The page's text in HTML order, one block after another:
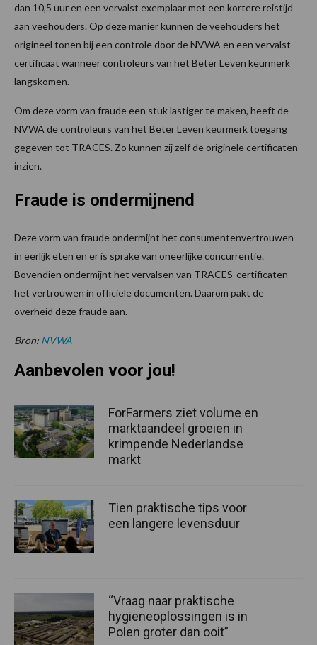
dan 10,5 uur en een vervalst exemplaar met een kortere reistijd
aan veehouders. Op deze manier kunnen de veehouders het
origineel tonen bij een controle door de NVWA en een vervalst
certificaat wanneer controleurs van het Beter Leven keurmerk
langskomen.
Om deze vorm van fraude een stuk lastiger te maken, heeft de
NVWA de controleurs van het Beter Leven keurmerk toegang
gegeven tot TRACES. Zo kunnen zij zelf de originele certificaten
inzien.
Fraude is ondermijnend
Deze vorm van fraude ondermijnt het consumentenvertrouwen
in eerlijk eten en er is sprake van oneerlijke concurrentie.
Bovendien ondermijnt het vervalsen van TRACES-certificaten
het vertrouwen in officiële documenten. Daarom pakt de
overheid deze fraude aan.
Bron: NVWA
Aanbevolen voor jou!
ForFarmers ziet volume en
marktaandeel groeien in
krimpende Nederlandse
markt
Tien praktische tips voor
een langere levensduur
“Vraag naar praktische
hygieneoplossingen is in
Polen groter dan ooit”